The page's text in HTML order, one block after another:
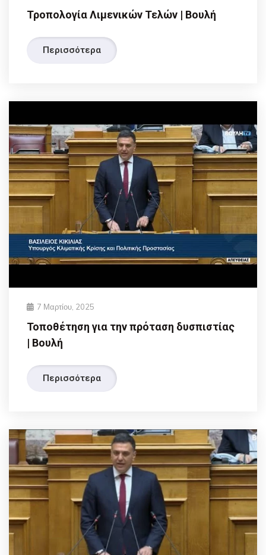
Τροπολογία Λιμενικών Τελών | Βουλή
Περισσότερα
7 Μαρτίου, 2025
Τοποθέτηση για την πρόταση δυσπιστίας
| Βουλή
Περισσότερα